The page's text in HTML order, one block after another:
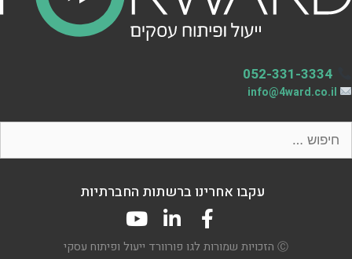
052-331-3334
info@4ward.co.il
עקבו אחרינו ברשתות החברתיות
Ⓒ הזכויות שמורות לגו פורוורד ייעול ופיתוח עסקי